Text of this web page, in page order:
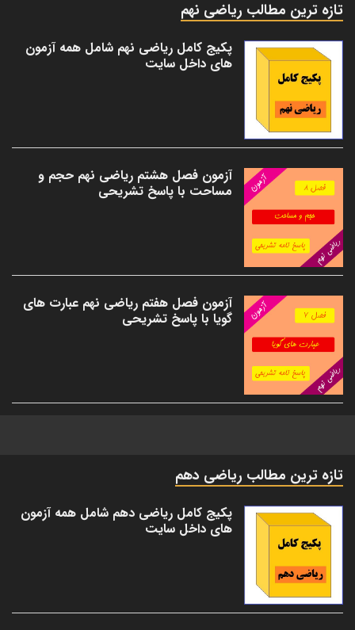
تازه ترین مطالب ریاضی نهم
پکیج کامل ریاضی نهم شامل همه آزمون
های داخل سایت
آزمون فصل هشتم ریاضی نهم حجم و
مساحت با پاسخ تشریحی
آزمون فصل هفتم ریاضی نهم عبارت های
گویا با پاسخ تشریحی
تازه ترین مطالب ریاضی دهم
پکیج کامل ریاضی دهم شامل همه آزمون
های داخل سایت